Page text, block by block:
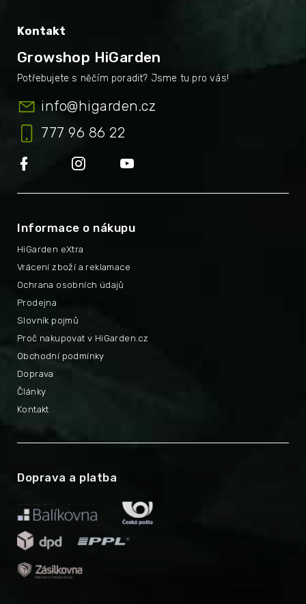
Kontakt
Growshop HiGarden
info@higarden.cz
777 96 86 22
Informace o nákupu
HiGarden eXtra
Proč nakupovat v HiGarden.cz
Vrácení zboží a reklamace
Obchodní podmínky
Ochrana osobních údajů
Doprava
Prodejna
Články
Slovník pojmů
Kontakt
Doprava a platba